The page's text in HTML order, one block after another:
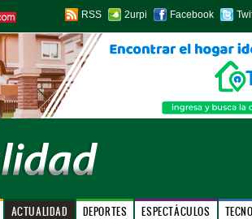
RSS 2urpi Facebook
ACTUALIDAD DEPORTES ESPECTÁCULOS